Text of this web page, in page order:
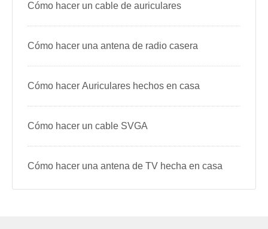
Cómo hacer un cable de auriculares
Cómo hacer una antena de radio casera
Cómo hacer Auriculares hechos en casa
Cómo hacer un cable SVGA
Cómo hacer una antena de TV hecha en casa